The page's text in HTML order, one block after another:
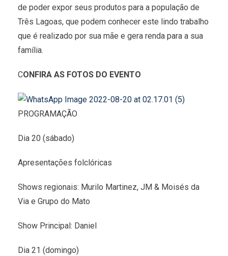
de poder expor seus produtos para a população de
Três Lagoas, que podem conhecer este lindo trabalho
que é realizado por sua mãe e gera renda para a sua
família.
CONFIRA AS FOTOS DO EVENTO
PROGRAMAÇÃO
Dia 20 (sábado)
Apresentações folclóricas
Shows regionais: Murilo Martinez, JM & Moisés da
Via e Grupo do Mato
Show Principal: Daniel
Dia 21 (domingo)